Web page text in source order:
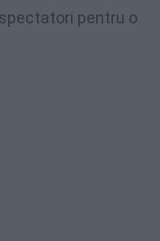
pentru o